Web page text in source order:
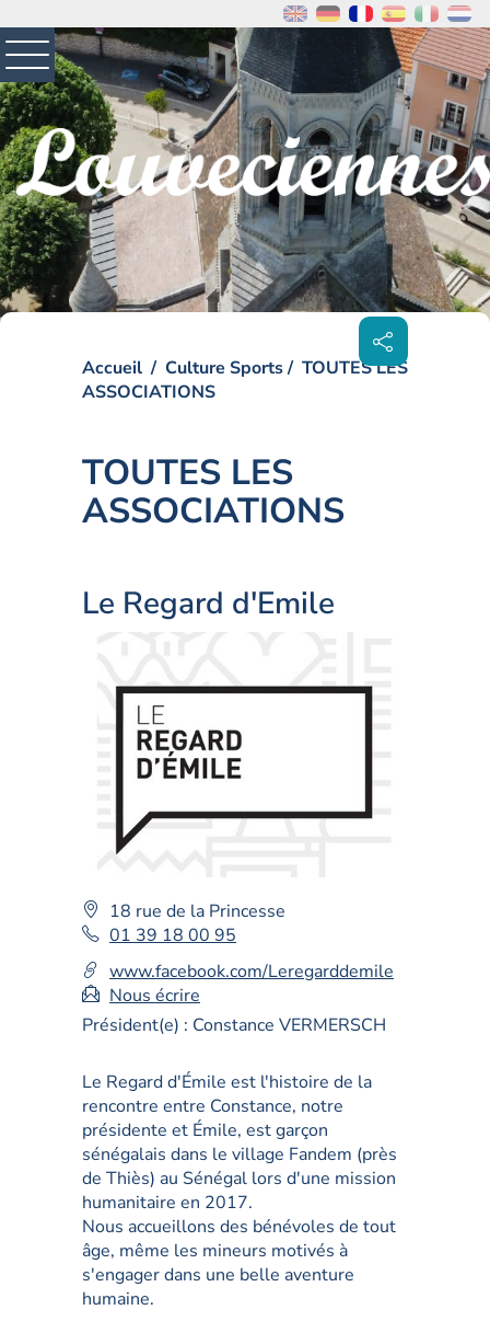
MENU
PRINCIPAL
Visiter la page accueil du site de Louveciennes
Accueil Culture Sports
TOUTES LES
ASSOCIATIONS
Partager
sur les
réseaux
sociaux
TOUTES LES
ASSOCIATIONS
Le Regard d'Emile
Adresse
:
18 rue de la Princesse
Téléphone
:
01 39 18 00 95
www.facebook.com/Leregarddemile
Nous écrire
Président(e) : Constance VERMERSCH
Le Regard d'Émile est l'histoire de la
rencontre entre Constance, notre
présidente et Émile, est garçon
sénégalais dans le village Fandem (près
de Thiès) au Sénégal lors d'une mission
humanitaire en 2017.
Nous accueillons des bénévoles de tout
âge, même les mineurs motivés à
s'engager dans une belle aventure
humaine.